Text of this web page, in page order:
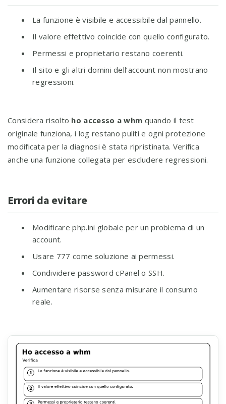
La funzione è visibile e accessibile dal pannello.
Il valore effettivo coincide con quello configurato.
Permessi e proprietario restano coerenti.
Il sito e gli altri domini dell’account non mostrano
regressioni.
Considera risolto ho accesso a whm quando il test
originale funziona, i log restano puliti e ogni protezione
modificata per la diagnosi è stata ripristinata. Verifica
anche una funzione collegata per escludere regressioni.
Errori da evitare
Modificare php.ini globale per un problema di un
account.
Usare 777 come soluzione ai permessi.
Condividere password cPanel o SSH.
Aumentare risorse senza misurare il consumo
reale.